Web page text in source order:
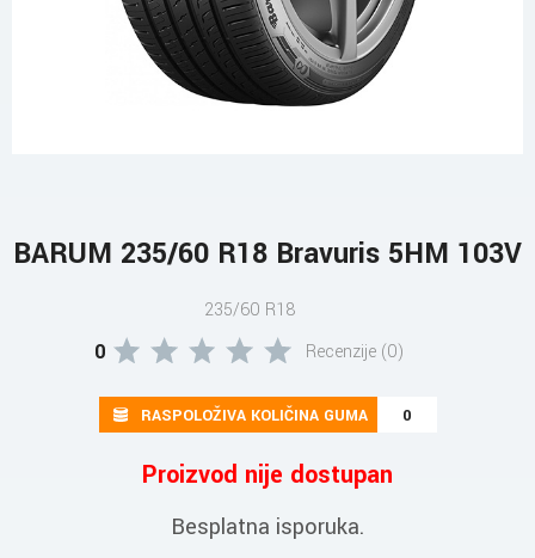
BARUM 235/60 R18 Bravuris 5HM 103V
235/60 R18
0 Recenzije (0)
RASPOLOŽIVA KOLIČINA GUMA 0
Proizvod nije dostupan
Besplatna isporuka.